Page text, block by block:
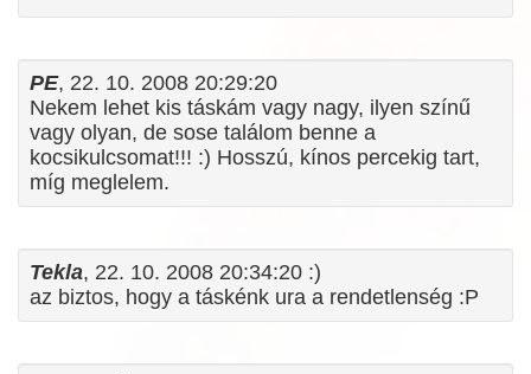
PE, 22. 10. 2008 20:29:20
Nekem lehet kis táskám vagy nagy, ilyen színű
vagy olyan, de sose találom benne a
kocsikulcsomat!!! :) Hosszú, kínos percekig tart,
míg meglelem.
Tekla, 22. 10. 2008 20:34:20 :)
az biztos, hogy a táskénk ura a rendetlenség :P